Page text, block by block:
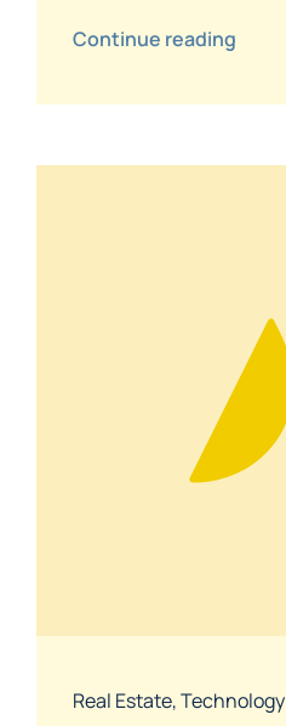
Continue reading
Real Estate,Technology